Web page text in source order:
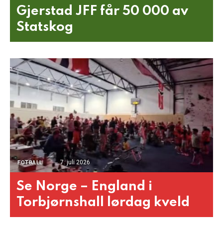
Gjerstad JFF får 50 000 av
Statskog
FOTBALL 7. juli 2026
Se Norge – England i
Torbjørnshall lørdag kveld